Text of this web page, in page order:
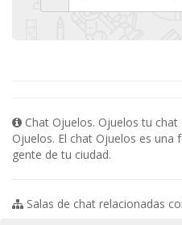
Chat Ojuelos. Ojuelos tu
Ojuelos. El chat Ojuelos es
gente de tu ciudad.
Salas de chat relacionadas